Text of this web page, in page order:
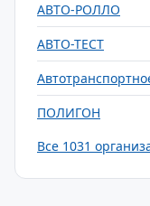
АВТО-РОЛЛО
АВТО-ТЕСТ
ПОЛИГОН
Все 1031